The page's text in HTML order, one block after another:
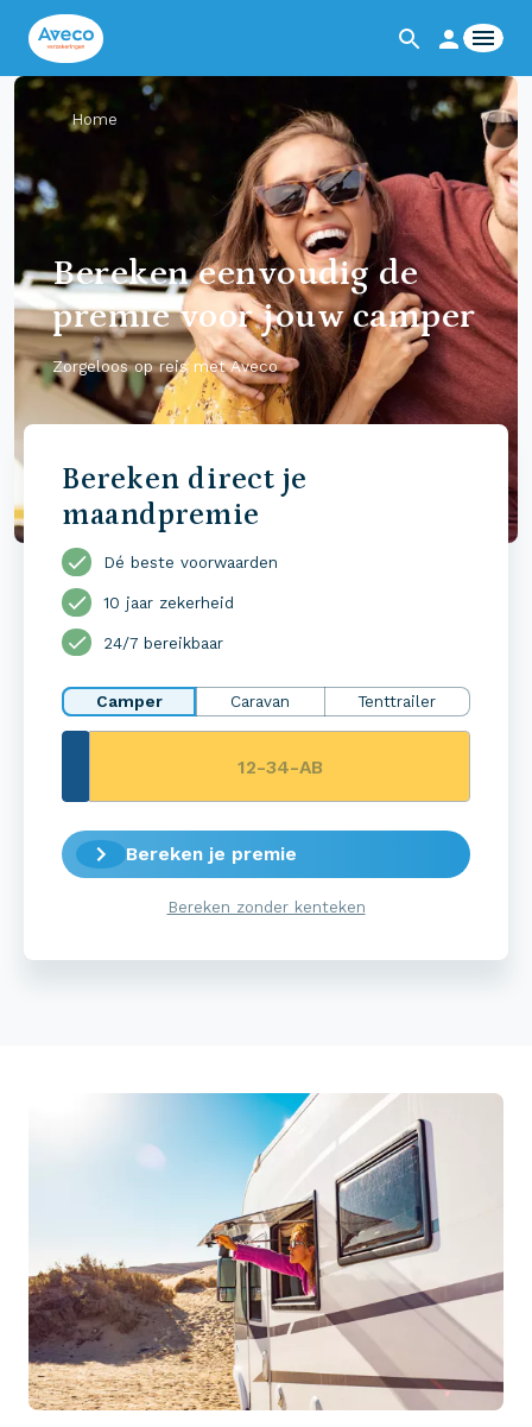
Home
Bereken eenvoudig de
premie voor jouw camper
Zorgeloos op reis met Aveco
Bereken direct je
maandpremie
Dé beste voorwaarden
10 jaar zekerheid
24/7 bereikbaar
Camper Caravan Tenttrailer
Bereken je premie
Bereken zonder kenteken